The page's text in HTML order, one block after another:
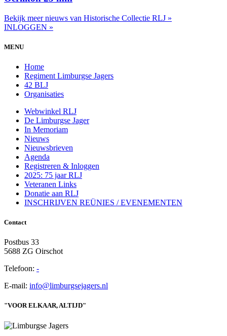
Bekijk meer nieuws van Historische Collectie RLJ »
INLOGGEN »
MENU
Home
Regiment Limburgse Jagers
42 BLJ
Organisaties
Webwinkel RLJ
De Limburgse Jager
In Memoriam
Nieuws
Nieuwsbrieven
Agenda
Registreren & Inloggen
2025: 75 jaar RLJ
Veteranen Links
Donatie aan RLJ
INSCHRIJVEN REÜNIES / EVENEMENTEN
Contact
Postbus 33
5688 ZG Oirschot
Telefoon: -
E-mail: info@limburgsejagers.nl
"VOOR ELKAAR, ALTIJD"